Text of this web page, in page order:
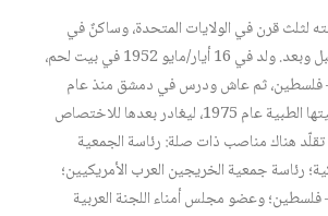
لثلث قرن في الولايات المتحدة، وساكنٌ في
التاريخ ومسكونٌ به قبل وبعد. ولد في 16 أيار/مايو 1952 في بيت لحم،
– فلسطين، ثم عاش ودرس في دمشق منذ عام
1956، وتخرج في كليتها الطبية عام 1975، ليغادر بعدها للاختصاص
تقلّد هناك مناصب ذات صلة: رئاسة الجمعية
رئاسة جمعية الخريجين العرب الأمريكيين؛
فلسطين؛ وعضو مجلس أمناء اللجنة العربية